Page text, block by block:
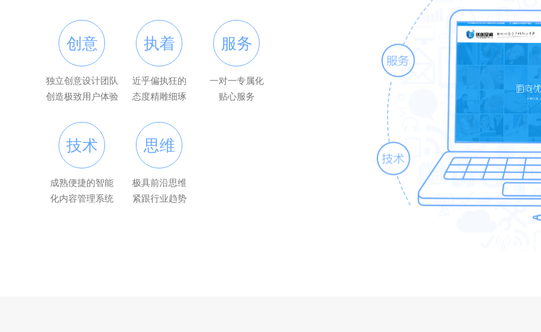
创意
独立创意设计团队
创造极致用户体验
执着
近乎偏执狂的
态度精雕细琢
服务
一对一专属化
贴心服务
技术
成熟便捷的智能
化内容管理系统
思维
极具前沿思维
紧跟行业趋势